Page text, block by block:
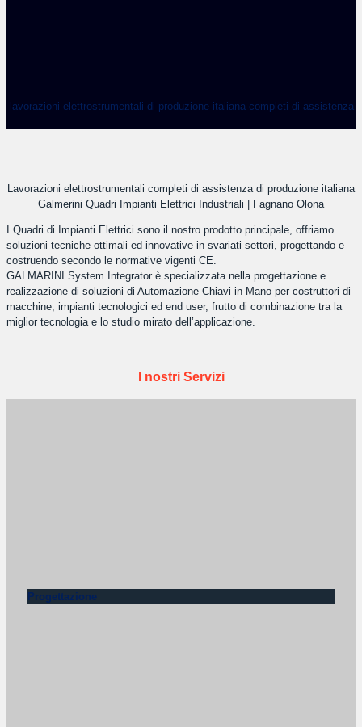
lavorazioni elettrostrumentali di produzione italiana completi di assistenza
Lavorazioni elettrostrumentali completi di assistenza di produzione italiana
Galmerini Quadri Impianti Elettrici Industriali | Fagnano Olona
I Quadri di Impianti Elettrici sono il nostro prodotto principale, offriamo
soluzioni tecniche ottimali ed innovative in svariati settori, progettando e
costruendo secondo le normative vigenti CE.
GALMARINI System Integrator è specializzata nella progettazione e
realizzazione di soluzioni di Automazione Chiavi in Mano per costruttori di
macchine, impianti tecnologici ed end user, frutto di combinazione tra la
miglior tecnologia e lo studio mirato dell’applicazione.
I nostri Servizi
Progettazione